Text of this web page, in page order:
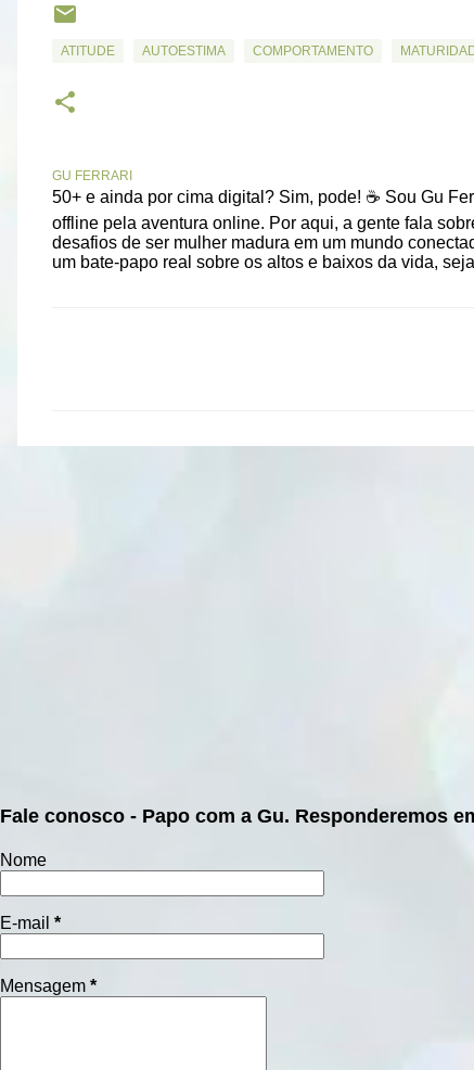
ATITUDE AUTOESTIMA COMPORTAMENTO
GU FERRARI
50+ e ainda por cima digital? Sim, pode! ☕ Sou Gu
offline pela aventura online. Por aqui, a gente fala
desafios de ser mulher madura em um mundo
um bate-papo real sobre os altos e baixos da vida,
Fale conosco - Papo com a Gu. Responderemos
Nome
E-mail *
Mensagem *